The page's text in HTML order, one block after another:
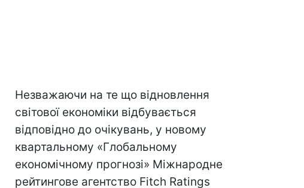
Незважаючи на те що відновлення
світової економіки відбувається
відповідно до очікувань, у новому
квартальному «Глобальному
економічному прогнозі» Міжнародне
рейтингове агентство Fitch Ratings